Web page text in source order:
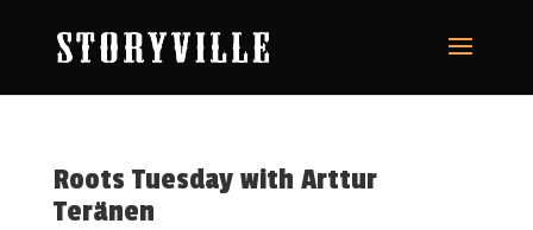
Roots Tuesday with Arttur
Teränen